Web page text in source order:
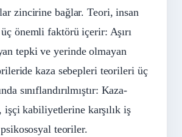
zincirine bağlar. Teori, insan
üç önemli faktörü içerir: Aşırı
tepki ve yerinde olmayan
kaza sebepleri teorileri üç
sınıflandırılmıştır: Kaza-
işçi kabiliyetlerine karşılık iş
teoriler.